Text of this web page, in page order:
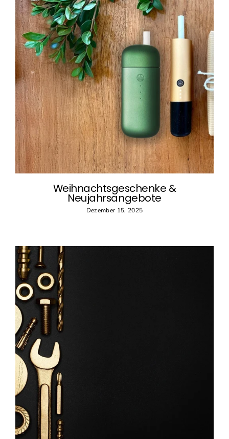
Weihnachtsgeschenke &
Neujahrsangebote
Dezember 15, 2025